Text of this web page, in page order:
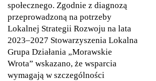
społecznego. Zgodnie z diagnozą
przeprowadzoną na potrzeby
Lokalnej Strategii Rozwoju na lata
2023–2027 Stowarzyszenia Lokalna
Grupa Działania „Morawskie
Wrota” wskazano, że wsparcia
wymagają w szczególności